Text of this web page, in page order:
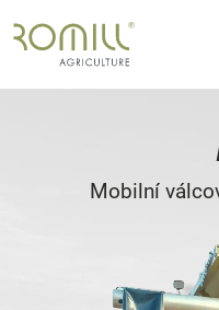
Mobilní